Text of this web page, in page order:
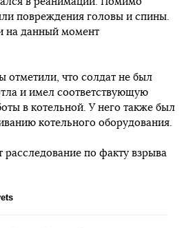
повреждения головы и спины.
на данный момент
отметили, что солдат не был
и имел соответствующую
в котельной. У него также был
котельного оборудования.
по факту взрыва